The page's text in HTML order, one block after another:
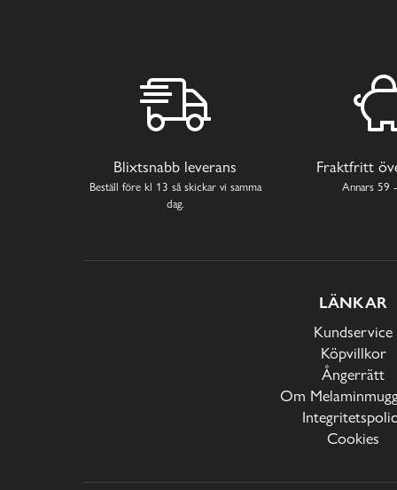
Blixtsnabb leverans
Beställ före kl 13 så skickar vi samma
dag.
Fraktfritt
Annars 59
LÄNKAR
Kundservice
Köpvillkor
Ångerrätt
Om
Cookies